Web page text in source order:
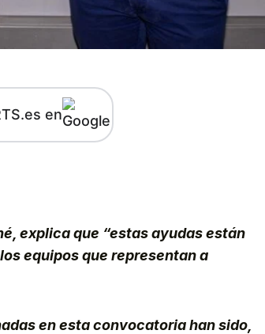
en
explica que “estas ayudas están
equipos que representan a
en esta convocatoria han sido,